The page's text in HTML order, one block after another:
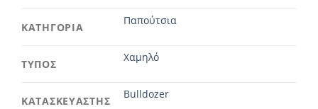
ΚΑΤΗΓΟΡΙΑ
Παπούτσια
ΤΥΠΟΣ
Χαμηλό
ΚΑΤΑΣΚΕΥΑΣΤΗΣ
Bulldozer